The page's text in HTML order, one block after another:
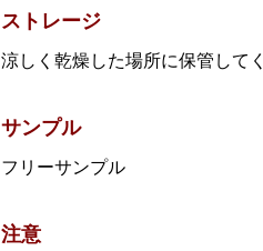
ストレージ
涼しく乾燥した場所に保管して
サンプル
フリーサンプル
注意